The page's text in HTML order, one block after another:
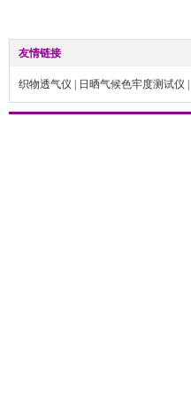
友情链接
织物透气仪 日晒气候色牢度测试仪